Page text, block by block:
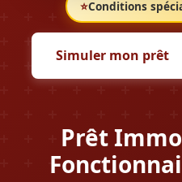
⭐Conditions
Prêt
Simuler mon prêt